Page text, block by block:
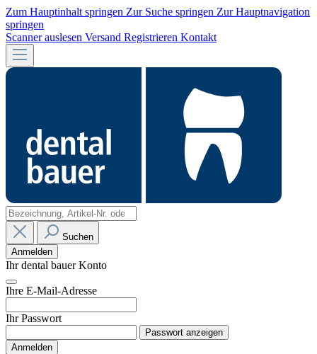
Zum Hauptinhalt springen Zur Suche springen Zur Hauptnavigation
springen
Scanner auslesen Versand Registrieren Kontakt
Suchen
Anmelden
Ihr dental bauer Konto
Ihre E-Mail-Adresse
Ihr Passwort
Passwort anzeigen
Anmelden